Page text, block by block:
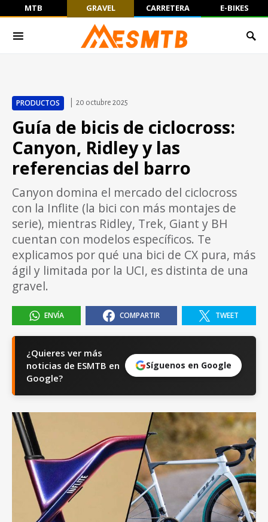
MTB GRAVEL CARRETERA E-BIKES
PRODUCTOS 20 octubre 2025
Guía de bicis de ciclocross:
Canyon, Ridley y las
referencias del barro
Canyon domina el mercado del ciclocross
con la Inflite (la bici con más montajes de
serie), mientras Ridley, Trek, Giant y BH
cuentan con modelos específicos. Te
explicamos por qué una bici de CX pura, más
ágil y limitada por la UCI, es distinta de una
gravel.
ENVÍA COMPARTIR TWEET
¿Quieres ver más
noticias de ESMTB en
Google?
Síguenos en Google